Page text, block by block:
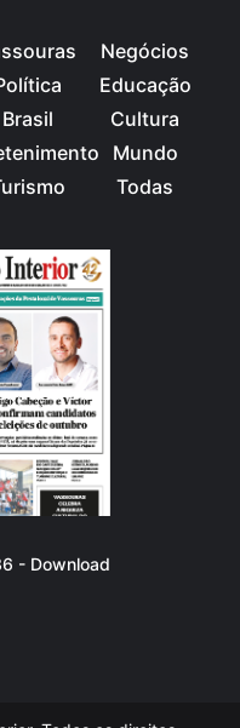
Brasil
Negócios
Educação
Cultura
Mundo
Todas
- Download